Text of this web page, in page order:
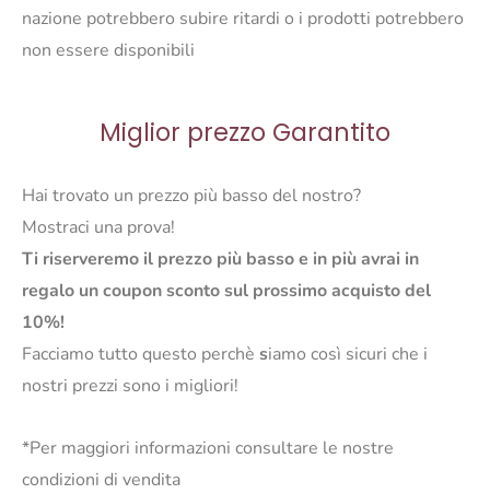
nazione potrebbero subire ritardi o i prodotti potrebbero
non essere disponibili
Miglior prezzo Garantito
Hai trovato un prezzo più basso del nostro?
Mostraci una prova!
Ti riserveremo il prezzo più basso e in più avrai in
regalo un coupon sconto sul prossimo acquisto del
10%!
Facciamo tutto questo perchè siamo così sicuri che i
nostri prezzi sono i migliori!
*Per maggiori informazioni consultare le nostre
condizioni di vendita